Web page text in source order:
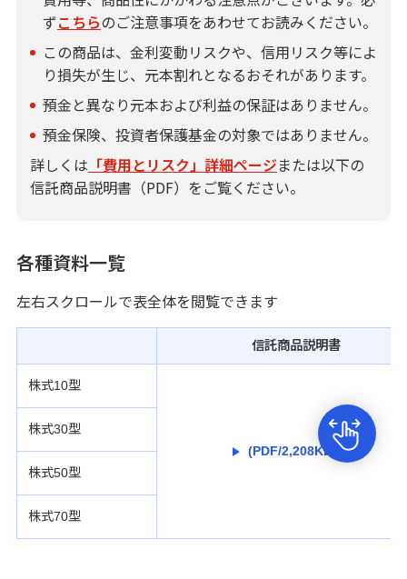
ずこちらのご注意事項をあわせてお読みください。
この商品は、金利変動リスクや、信用リスク等によ
り損失が生じ、元本割れとなるおそれがあります。
預金と異なり元本および利益の保証はありません。
預金保険、投資者保護基金の対象ではありません。
詳しくは 「費用とリスク」詳細ページまたは以下の
信託商品説明書（PDF）をご覧ください。
各種資料一覧
左右スクロールで表全体を閲覧できます
信託商品説明書
株式10型
(PDF/2,208KB)
株式30型
株式50型
株式70型